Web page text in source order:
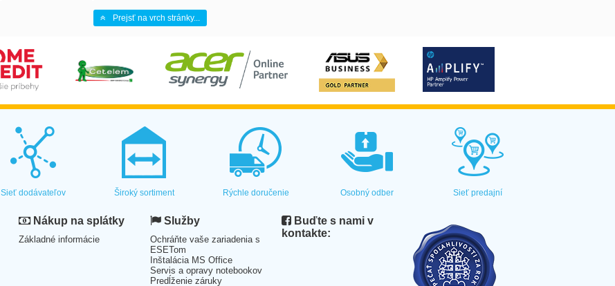
Prejsť na vrch stránky...
Sieť dodávateľov Široký sortiment Rýchle doručenie Osobný odber Sieť predajní
Nákup na splátky
Základné informácie
Služby
Ochráňte vaše zariadenia s
ESETom
Inštalácia MS Office
Servis a opravy notebookov
Predĺženie záruky
Buďte s nami v
kontakte: